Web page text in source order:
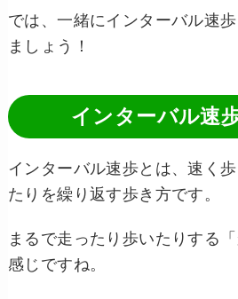
では、一緒にインターバル速
ましょう！
インターバル速
インターバル速歩とは、速く
たりを繰り返す歩き方です。
まるで走ったり歩いたりする
感じですね。